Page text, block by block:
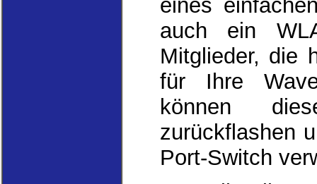
eines
auch ein
Mitglieder, die
für Ihre
können
zurückflashen
Port-Switch